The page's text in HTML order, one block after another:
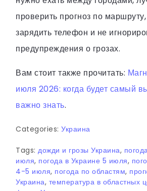
проверить прогноз по
зарядить телефон и не
предупреждения о грозах.
Вам стоит также прочитать:
июля 2026: когда будет самый
важно знать.
Categories: Украина
Tags: дожди и грозы Украина,
июля, погода в Украине 5 июля,
4-5 июля, погода по областям,
Украина, температура в областных